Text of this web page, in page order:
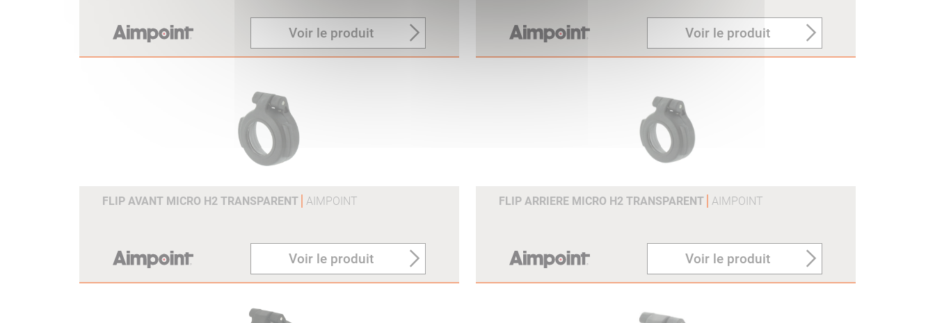
Voir le produit Voir le produit
FLIP AVANT MICRO H2 TRANSPARENT AIMPOINT
Voir le produit
FLIP ARRIERE MICRO H2 TRANSPARENT AIMPOINT
Voir le produit